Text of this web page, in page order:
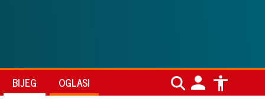
BIJEG OGLASI